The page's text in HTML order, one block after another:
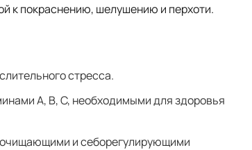
к покраснению, шелушению и перхоти.
стресса.
A, B, C, необходимыми для здоровья
очищающими и себорегулирующими